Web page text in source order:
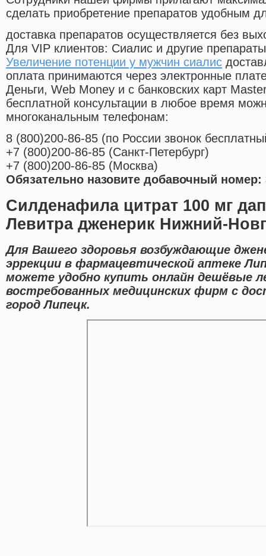
сделать приобретение препаратов удобным
доставка препаратов осуществляется без
Для VIP клиентов: Сиалис и другие
Увеличение потенции у мужчин сиалис
оплата принимаются через электронные
Деньги, Web Money и с банковских карт
бесплатной консультации в любое время
многоканальным телефонам:
8 (800)200-86-85 (по России звонок
+7 (800)200-86-85 (Санкт-Петербург)
+7 (800)200-86-85 (Москва)
Обязательно назовите добавочный номер:
Силденафила цитрат 100 мг
Левитра дженерик Нижний-
Для Вашего здоровья возбуждающие
эррекции в фармацевтической аптеке
можете удобно купить онлайн дешёвые
востребованных медицинских фирм с
город Липецк.